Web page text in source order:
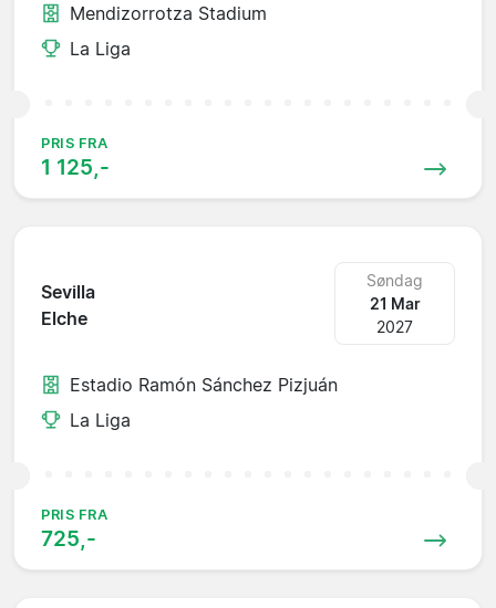
Mendizorrotza Stadium
La Liga
PRIS FRA
1 125,-
Sevilla
Elche
Søndag
21 Mar
2027
Estadio Ramón Sánchez Pizjuán
La Liga
PRIS FRA
725,-